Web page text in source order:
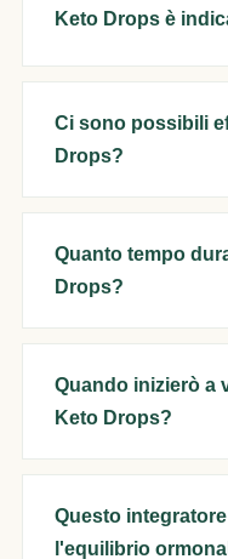
Keto Drops è
Ci sono possibili
Drops?
Quanto tempo
Drops?
Quando inizierò a
Keto Drops?
Questo
l'equilibrio